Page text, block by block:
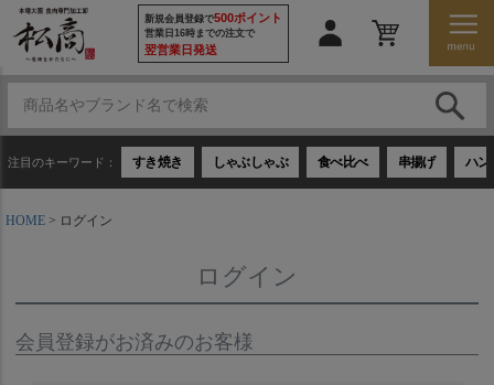
新規会員登録で500ポイント
営業日16時までの注文で
翌営業日発送
注目のキーワード： すき焼き しゃぶしゃぶ 食べ比べ 串揚げ ハン
HOME ログイン
ログイン
会員登録がお済みのお客様